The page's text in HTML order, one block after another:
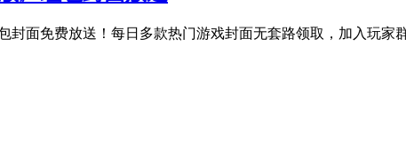
封面免费放送！每日多款热门游戏封面无套路领取，加入玩家